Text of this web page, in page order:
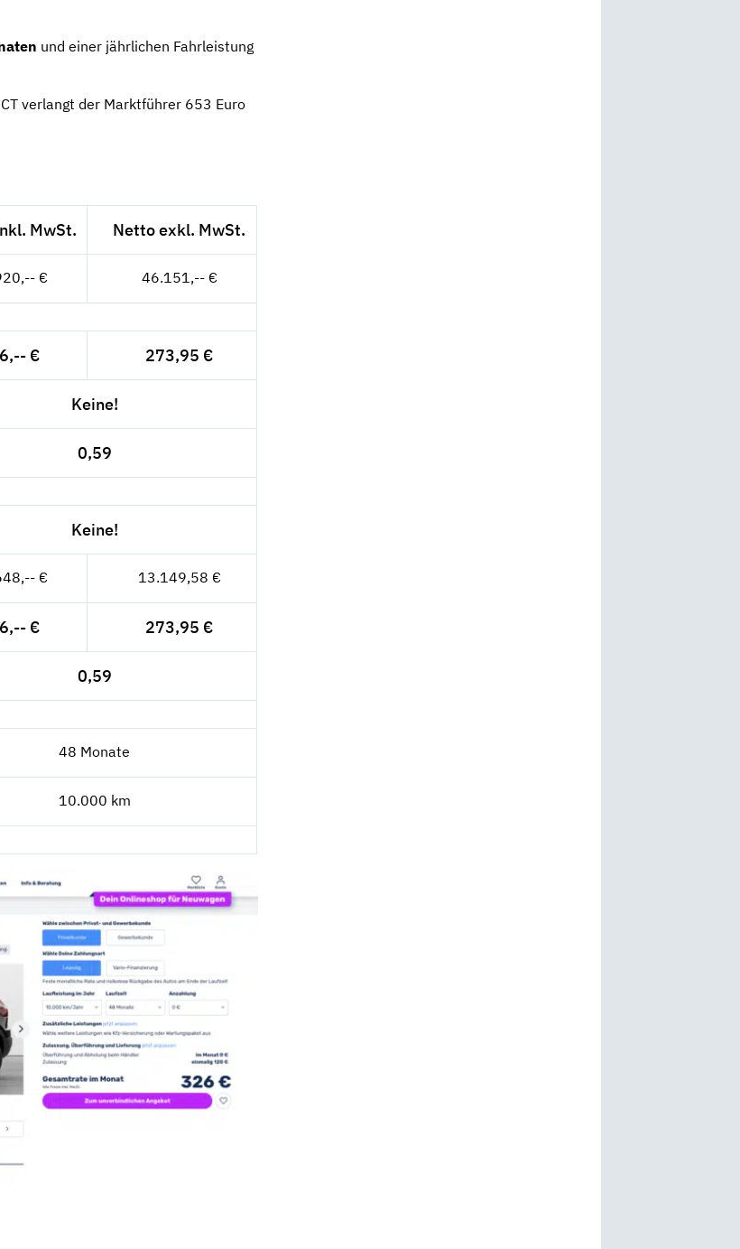
und einer jährlichen Fahrleistung
verlangt der Marktführer 653 Euro
MwSt. Netto exkl. MwSt.
€ 46.151,-- €
€ 273,95 €
Keine!
0,59
Keine!
€ 13.149,58 €
€ 273,95 €
0,59
48 Monate
10.000 km